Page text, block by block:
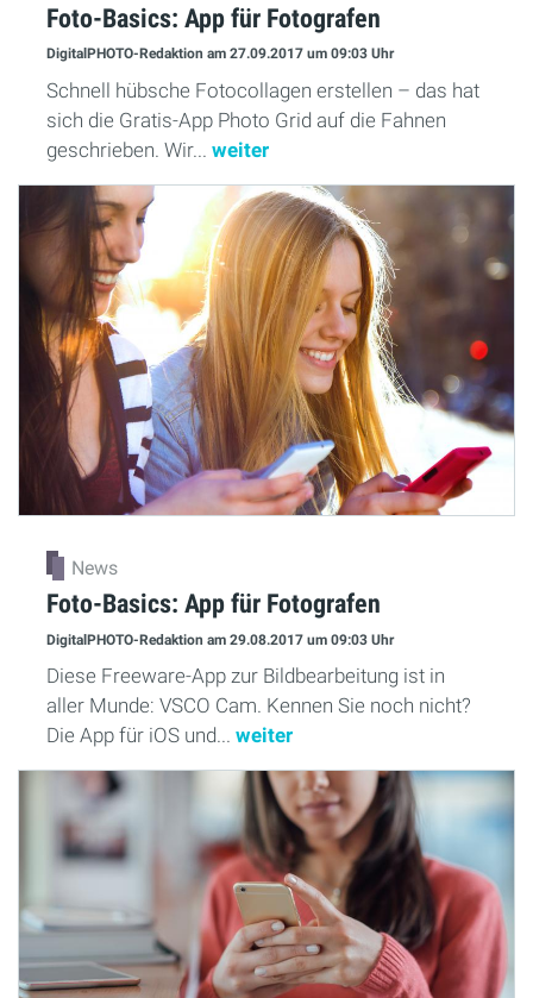
Foto-Basics: App für Fotografen
DigitalPHOTO-Redaktion am 27.09.2017 um 09:03 Uhr
Schnell hübsche Fotocollagen erstellen – das hat
sich die Gratis-App Photo Grid auf die Fahnen
geschrieben. Wir... weiter
News
Foto-Basics: App für Fotografen
DigitalPHOTO-Redaktion am 29.08.2017 um 09:03 Uhr
Diese Freeware-App zur Bildbearbeitung ist in
aller Munde: VSCO Cam. Kennen Sie noch nicht?
Die App für iOS und... weiter